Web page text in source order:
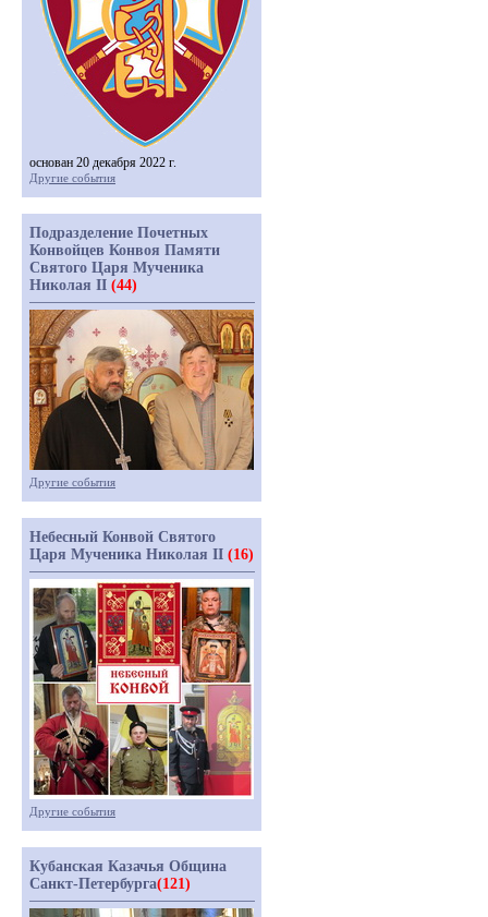
основан 20 декабря 2022 г.
Другие события
Подразделение Почетных
Конвойцев Конвоя Памяти
Святого Царя Мученика
Николая II (44)
Другие события
Небесный Конвой Святого
Царя Мученика Николая II (16)
Другие события
Кубанская Казачья Община
Санкт-Петербурга(121)